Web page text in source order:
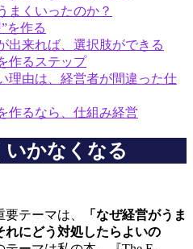
まくいったのか？
を作る
出来れば、選択肢ができる
作るステップ
理由は、経営者が間違った仕
作るなら、仕組み経営
いかなくなる
テーマは、
「なぜ経営がうま
れにどう対処したらよいの